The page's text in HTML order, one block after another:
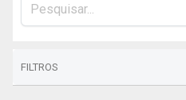
FILTROS